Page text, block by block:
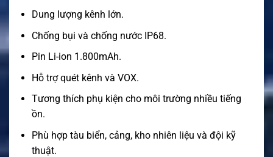
Dung lượng kênh lớn.
Chống bụi và chống nước IP68.
Pin Li-ion 1.800mAh.
Hỗ trợ quét kênh và VOX.
Tương thích phụ kiện cho môi trường nhiều tiếng
ồn.
Phù hợp tàu biển, cảng, kho nhiên liệu và đội kỹ
thuật.